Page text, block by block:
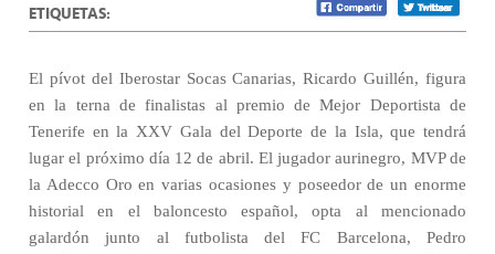
ETIQUETAS:
El pívot del Iberostar Socas Canarias, Ricardo Guillén, figura
en la terna de finalistas al premio de Mejor Deportista de
Tenerife en la XXV Gala del Deporte de la Isla, que tendrá
lugar el próximo día 12 de abril. El jugador aurinegro, MVP de
la Adecco Oro en varias ocasiones y poseedor de un enorme
historial en el baloncesto español, opta al mencionado
galardón junto al futbolista del FC Barcelona, Pedro